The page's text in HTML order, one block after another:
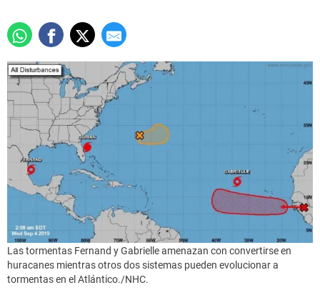
Las tormentas Fernand y Gabrielle amenazan con convertirse en
huracanes mientras otros dos sistemas pueden evolucionar a
tormentas en el Atlántico./NHC.